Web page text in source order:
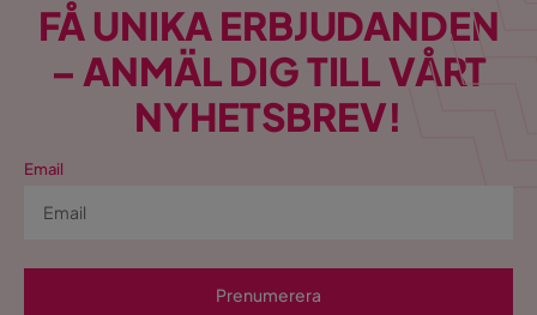
FÅ UNIKA ERBJUDANDEN
– ANMÄL DIG TILL VÅRT
NYHETSBREV!
Email
Prenumerera